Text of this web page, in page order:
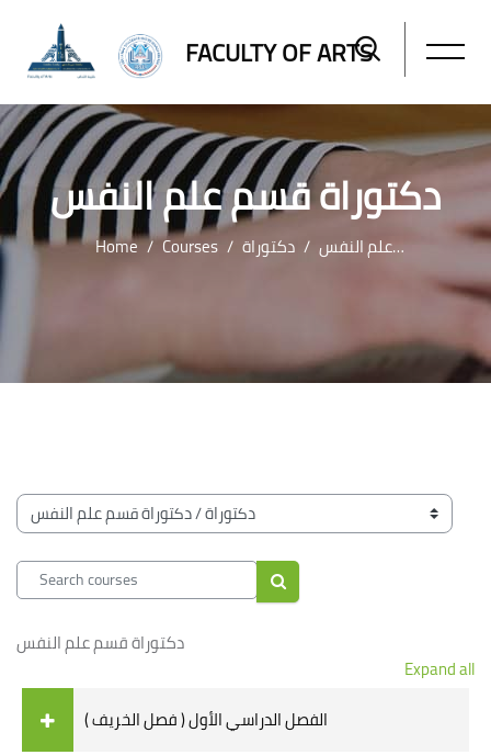
FACULTY OF ARTS
دكتوراة قسم علم النفس
Home Courses دكتوراة دكتوراة قسم علم النفس
Blocks
Course categories
Search courses
Search courses
دكتوراة قسم علم النفس
Expand all
الفصل الدراسي الأول ( فصل الخريف )